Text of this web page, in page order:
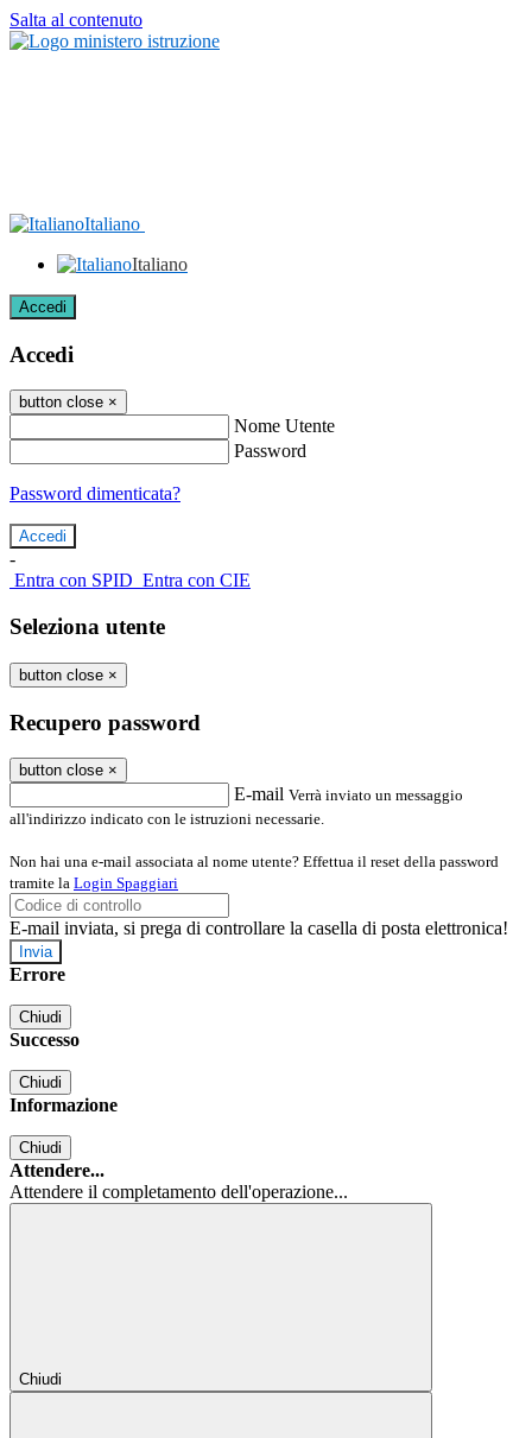
Salta al contenuto
Italiano
Italiano
Accedi
Accedi
button close ×
Nome Utente
Password
Password dimenticata?
-
Entra con SPID Entra con CIE
Seleziona utente
button close ×
Recupero password
button close ×
E-mail Verrà inviato un messaggio
all'indirizzo indicato con le istruzioni necessarie.
Non hai una e-mail associata al nome utente? Effettua il reset della password
tramite la Login Spaggiari
E-mail inviata, si prega di controllare la casella di posta elettronica!
Errore
Chiudi
Successo
Chiudi
Informazione
Chiudi
Attendere...
Attendere il completamento dell'operazione...
Chiudi